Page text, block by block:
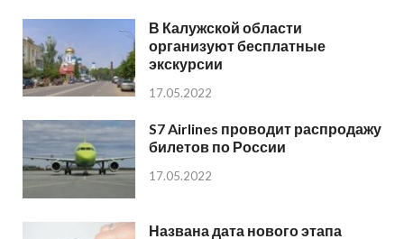
В Калужской области
организуют бесплатные
экскурсии
17.05.2022
S7 Airlines проводит распродажу
билетов по России
17.05.2022
Названа дата нового этапа